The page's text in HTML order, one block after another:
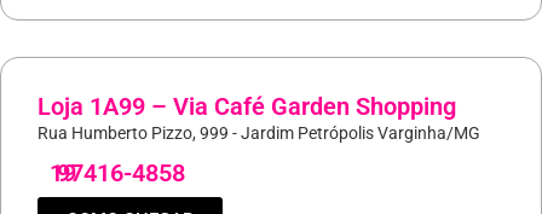
Loja 1A99 – Via Café Garden Shopping
Rua Humberto Pizzo, 999 - Jardim Petrópolis Varginha/MG
19
97416-4858